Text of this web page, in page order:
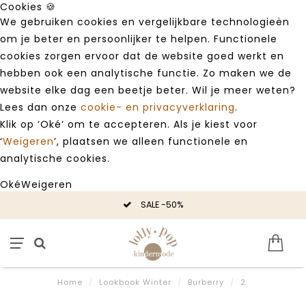
Cookies 🍪
We gebruiken cookies en vergelijkbare technologieën
om je beter en persoonlijker te helpen. Functionele
cookies zorgen ervoor dat de website goed werkt en
hebben ook een analytische functie. Zo maken we de
website elke dag een beetje beter. Wil je meer weten?
Lees dan onze cookie- en privacyverklaring.
Klik op ‘Oké’ om te accepteren. Als je kiest voor
‘Weigeren’, plaatsen we alleen functionele en
analytische cookies.
OkéWeigeren
SALE -50%
Home / Lookbook Winter / Burberry / 2